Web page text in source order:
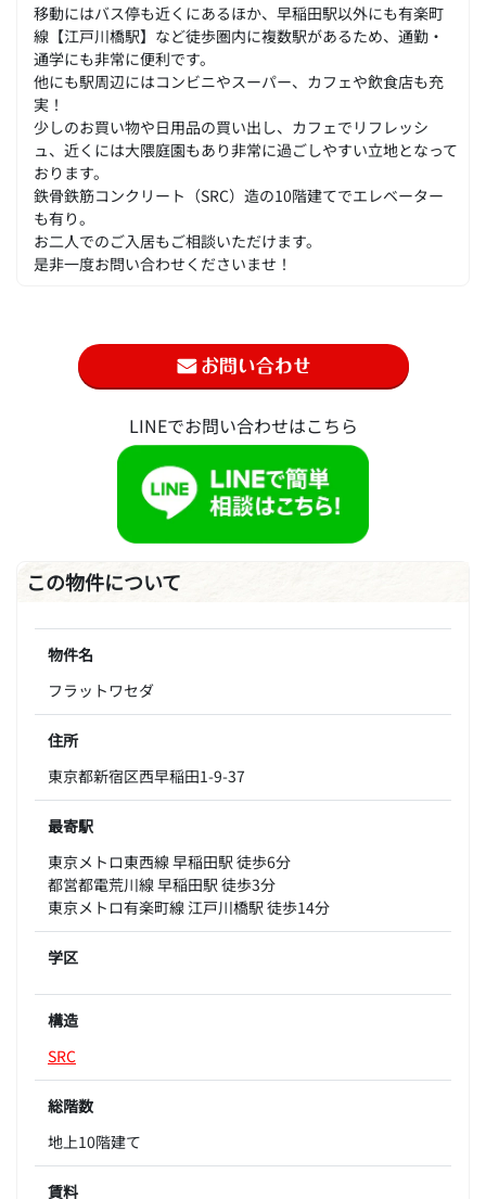
移動にはバス停も近くにあるほか、早稲田駅以外にも有楽町
線【江戸川橋駅】など徒歩圏内に複数駅があるため、通勤・
通学にも非常に便利です。
他にも駅周辺にはコンビニやスーパー、カフェや飲食店も充
実！
少しのお買い物や日用品の買い出し、カフェでリフレッシ
ュ、近くには大隈庭園もあり非常に過ごしやすい立地となって
おります。
鉄骨鉄筋コンクリート（SRC）造の10階建てでエレベーター
も有り。
お二人でのご入居もご相談いただけます。
是非一度お問い合わせくださいませ！
LINEでお問い合わせはこちら
この物件について
物件名
フラットワセダ
住所
東京都新宿区西早稲田1-9-37
最寄駅
東京メトロ東西線 早稲田駅 徒歩6分
都営都電荒川線 早稲田駅 徒歩3分
東京メトロ有楽町線 江戸川橋駅 徒歩14分
学区
構造
SRC
総階数
地上10階建て
賃料